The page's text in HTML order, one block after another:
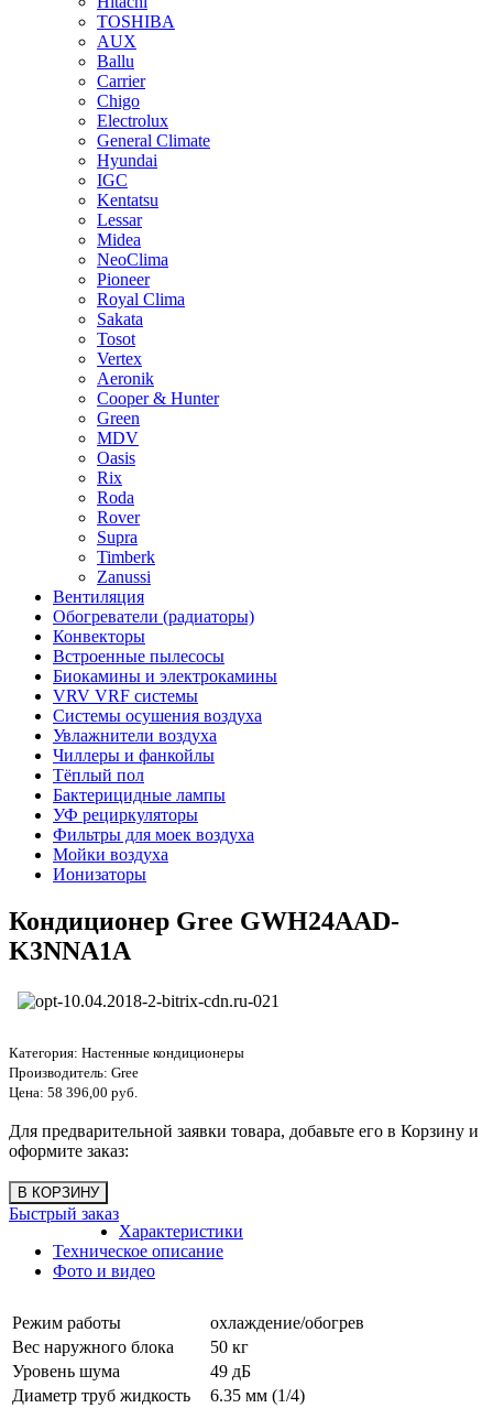
TOSHIBA
AUX
Ballu
Carrier
Chigo
Electrolux
General Climate
Hyundai
IGC
Kentatsu
Lessar
Midea
NeoClima
Pioneer
Royal Clima
Sakata
Tosot
Vertex
Aeronik
Cooper & Hunter
Green
MDV
Oasis
Rix
Roda
Rover
Supra
Timberk
Zanussi
Вентиляция
Обогреватели (радиаторы)
Конвекторы
Встроенные пылесосы
Биокамины и электрокамины
VRV VRF системы
Системы осушения воздуха
Увлажнители воздуха
Чиллеры и фанкойлы
Тёплый пол
Бактерицидные лампы
УФ рециркуляторы
Фильтры для моек воздуха
Мойки воздуха
Ионизаторы
Кондиционер Gree GWH24AAD-
K3NNA1A
Категория: Настенные кондиционеры
Производитель: Gree
Цена: 58 396,00 руб.
Для предварительной заявки товара, добавьте его в Корзину и
оформите заказ:
Быстрый заказ
Характеристики
Техническое описание
Фото и видео
Режим работы
охлаждение/обогрев
Вес наружного блока
50 кг
Уровень шума
49 дБ
Диаметр труб жидкость
6.35 мм (1/4)